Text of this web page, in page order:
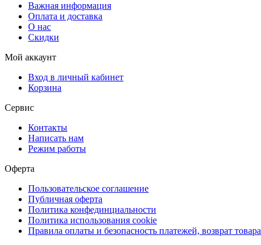
Важная информация
Оплата и доставка
О нас
Скидки
Мой аккаунт
Вход в личный кабинет
Корзина
Сервис
Контакты
Написать нам
Режим работы
Оферта
Пользовательское соглашение
Публичная оферта
Политика конфединциальности
Политика использования cookie
Правила оплаты и безопасность платежей, возврат товара